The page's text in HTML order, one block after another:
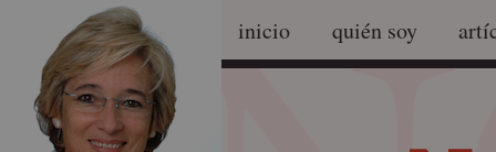
inicio quién soy